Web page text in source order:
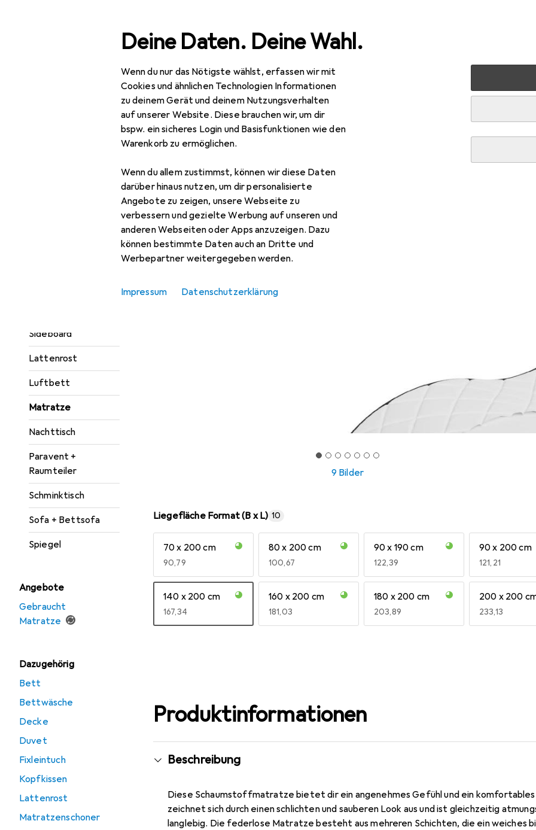
Deine Daten. Deine Wahl.
Wenn du nur das Nötigste wählst, erfassen wir mit
Cookies und ähnlichen Technologien Informationen
zu deinem Gerät und deinem Nutzungsverhalten
auf unserer Website. Diese brauchen wir, um dir
bspw. ein sicheres Login und Basisfunktionen wie den
Warenkorb zu ermöglichen.
Wenn du allem zustimmst, können wir diese Daten
darüber hinaus nutzen, um dir personalisierte
Angebote zu zeigen, unsere Webseite zu
verbessern und gezielte Werbung auf unseren und
anderen Webseiten oder Apps anzuzeigen. Dazu
können bestimmte Daten auch an Dritte und
Werbepartner weitergegeben werden.
Impressum Datenschutzerklärung
Navigation nach Kategorien
Sideboard
Lattenrost
Luftbett
Matratze
Nachttisch
Paravent +
Raumteiler
Schminktisch
Sofa + Bettsofa
Spiegel
Angebote
Gebraucht
Matratze
Dazugehörig
Bett
Bettwäsche
Decke
Duvet
Fixleintuch
Kopfkissen
Lattenrost
Matratzenschoner
Gesamtsortiment Wohnen Möbel vidaXL
9 Bilder
Liegefläche Format (B x L) 10
70 x 200 cm
EUR
90,79
80 x 200 cm
EUR
100,67
90 x 190 cm
EUR
122,39
90 x 200 cm
EUR
121,21
140 x 200 cm
EUR
167,34
160 x 200 cm
EUR
181,03
180 x 200 cm
EUR
203,89
200 x 200
EUR
233,13
Produktinformationen
Beschreibung
Diese Schaumstoffmatratze bietet dir ein angenehmes Gefühl und ein
zeichnet sich durch einen schlichten und sauberen Look aus und ist gleichzeitig
langlebig. Die federlose Matratze besteht aus mehreren Schichten, die ein weiches